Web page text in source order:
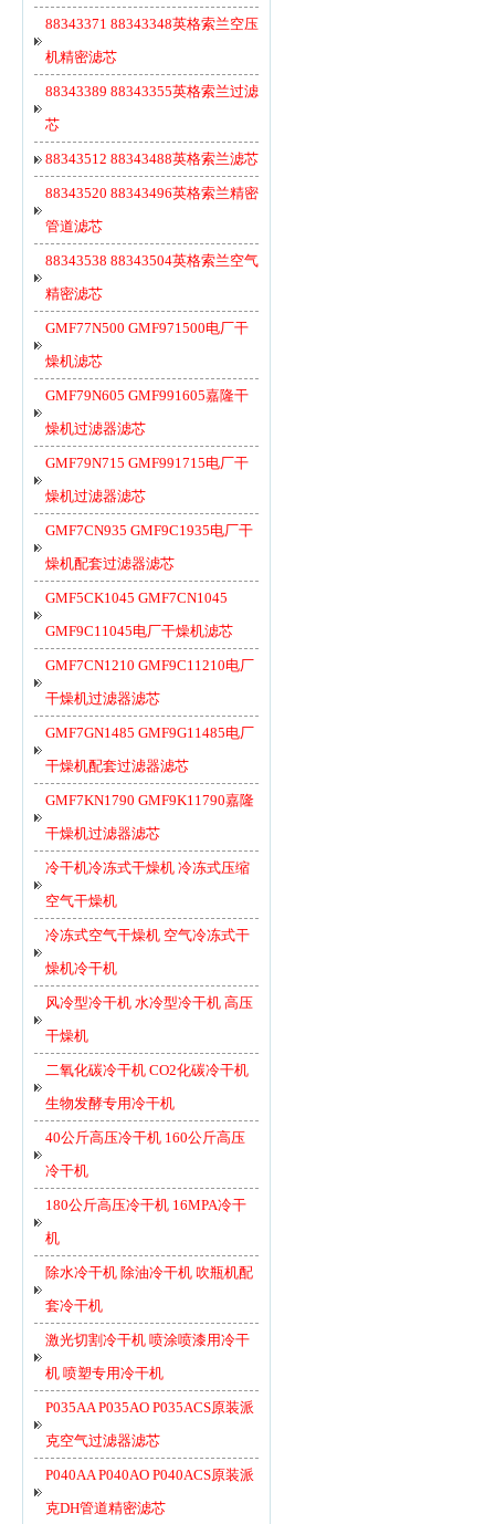
88343371 88343348英格索兰空压
机精密滤芯
88343389 88343355英格索兰过滤
芯
88343512 88343488英格索兰滤芯
88343520 88343496英格索兰精密
管道滤芯
88343538 88343504英格索兰空气
精密滤芯
GMF77N500 GMF971500电厂干
燥机滤芯
GMF79N605 GMF991605嘉隆干
燥机过滤器滤芯
GMF79N715 GMF991715电厂干
燥机过滤器滤芯
GMF7CN935 GMF9C1935电厂干
燥机配套过滤器滤芯
GMF5CK1045 GMF7CN1045
GMF9C11045电厂干燥机滤芯
GMF7CN1210 GMF9C11210电厂
干燥机过滤器滤芯
GMF7GN1485 GMF9G11485电厂
干燥机配套过滤器滤芯
GMF7KN1790 GMF9K11790嘉隆
干燥机过滤器滤芯
冷干机冷冻式干燥机 冷冻式压缩
空气干燥机
冷冻式空气干燥机 空气冷冻式干
燥机冷干机
风冷型冷干机 水冷型冷干机 高压
干燥机
二氧化碳冷干机 CO2化碳冷干机
生物发酵专用冷干机
40公斤高压冷干机 160公斤高压
冷干机
180公斤高压冷干机 16MPA冷干
机
除水冷干机 除油冷干机 吹瓶机配
套冷干机
激光切割冷干机 喷涂喷漆用冷干
机 喷塑专用冷干机
P035AA P035AO P035ACS原装派
克空气过滤器滤芯
P040AA P040AO P040ACS原装派
克DH管道精密滤芯